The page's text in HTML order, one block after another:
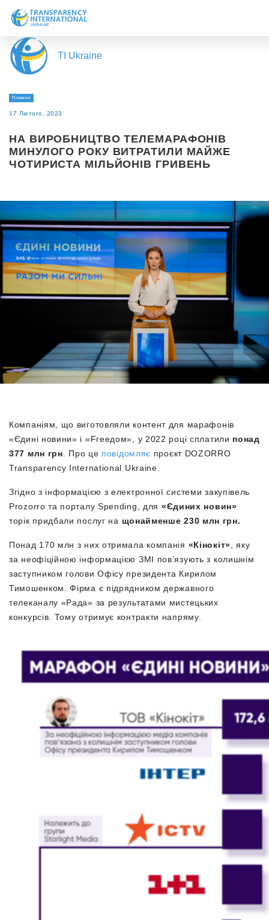
Про нас
Новини
Напрями роботи
Долучитися
TI Ukraine
Новини
17 Лютого, 2023
НА ВИРОБНИЦТВО ТЕЛЕМАРАФОНІВ
МИНУЛОГО РОКУ ВИТРАТИЛИ МАЙЖЕ
ЧОТИРИСТА МІЛЬЙОНІВ ГРИВЕНЬ
Компаніям, що виготовляли контент для марафонів
«Єдині новини» і «Freeдом», у 2022 році сплатили понад
377 млн грн . Про це повідомляє проєкт DOZORRO
Transparency International Ukraine.
Згідно з інформацією з електронної системи закупівель
Prozorro та порталу Spending, для «Єдиних новин»
торік придбали послуг на щонайменше 230 млн грн.
Понад 170 млн з них отримала компанія «Кінокіт» , яку
за неофіційною інформацією ЗМІ пов’язують з колишнім
заступником голови Офісу президента Кирилом
Тимошенком. Фірма є підрядником державного
телеканалу «Рада» за результатами мистецьких
конкурсів. Тому отримує контракти напряму.